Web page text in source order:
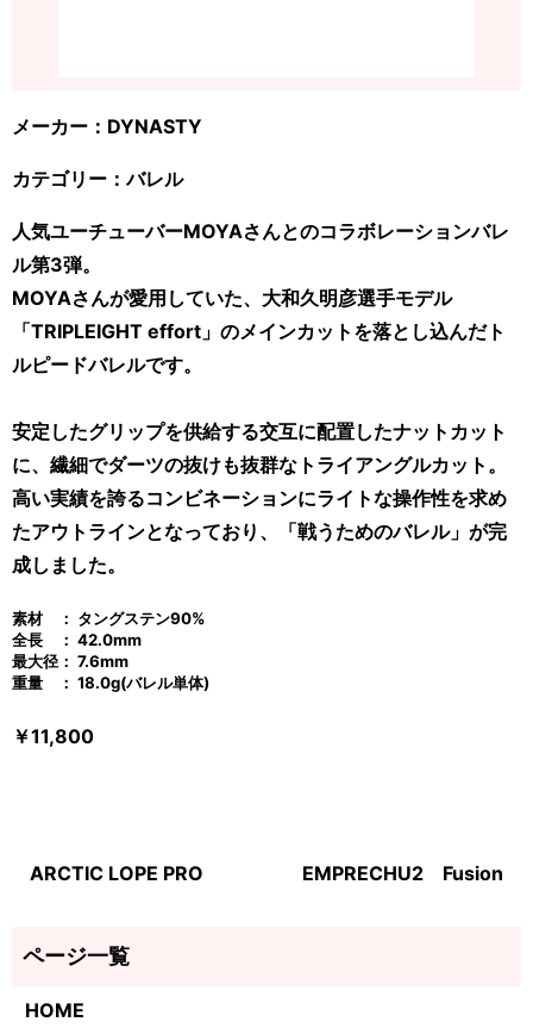
メーカー：DYNASTY
カテゴリー：バレル
人気ユーチューバーMOYAさんとのコラボレーションバレ
ル第3弾。
MOYAさんが愛用していた、大和久明彦選手モデル
「TRIPLEIGHT effort」のメインカットを落とし込んだト
ルピードバレルです。
安定したグリップを供給する交互に配置したナットカット
に、繊細でダーツの抜けも抜群なトライアングルカット。
高い実績を誇るコンビネーションにライトな操作性を求め
たアウトラインとなっており、「戦うためのバレル」が完
成しました。
素材 ： タングステン90%
全長 ： 42.0mm
最大径： 7.6mm
重量 ： 18.0g(バレル単体)
￥11,800
ARCTIC LOPE PRO EMPRECHU2 Fusion
HOME